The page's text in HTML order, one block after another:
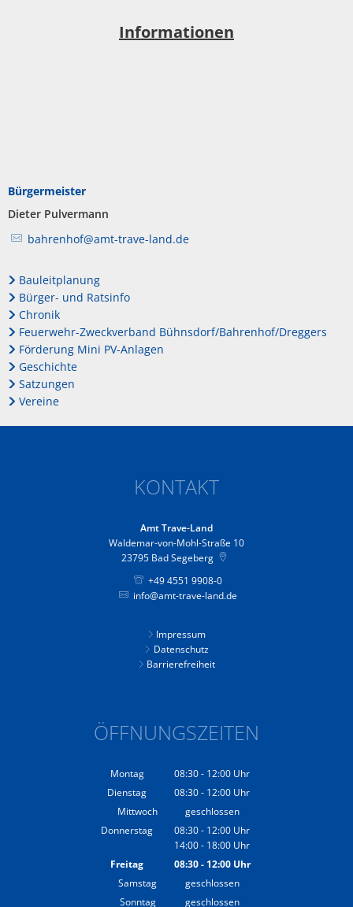
Informationen
Bürgermeister
Dieter Pulvermann
bahrenhof@amt-trave-land.de
Bauleitplanung
Bürger- und Ratsinfo
Chronik
Feuerwehr-Zweckverband Bühnsdorf/Bahrenhof/Dreggers
Förderung Mini PV-Anlagen
Geschichte
Satzungen
Vereine
KONTAKT
Amt Trave-Land
Waldemar-von-Mohl-Straße 10
23795 Bad Segeberg
+49 4551 9908-0
info@amt-trave-land.de
Impressum
Datenschutz
Barrierefreiheit
ÖFFNUNGSZEITEN
Montag 08:30- 12:00 Uhr
Von 08:30 bis 12:00 Uhr
Dienstag 08:30- 12:00 Uhr
Von 08:30 bis 12:00 Uhr
Mittwoch
geschlossen
Donnerstag
08:30- 12:00 Uhr
Von 08:30 bis 12:00 Uhr
14:00- 18:00 Uhr
Von 14:00 bis 18:00 Uhr
Freitag 08:30- 12:00Uhr
Von 08:30 bis 12:00 Uhr
Samstag
geschlossen
Sonntag
geschlossen